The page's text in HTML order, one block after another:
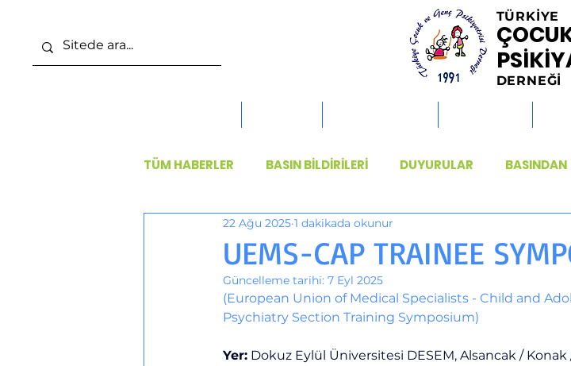
TÜRKİYE
DERNEĞİ
TÜM HABERLER BASIN BİLDİRİLERİ DUYURULAR BASINDAN
UEMS-CAP TRAINEE
22 Ağu 2025 1 dakikada okunur
Güncelleme tarihi: 7 Eyl 2025
(European Union of Medical Specialists - Child and
Psychiatry Section Training Symposium)
Yer: Dokuz Eylül Üniversitesi DESEM, Alsancak / Konak